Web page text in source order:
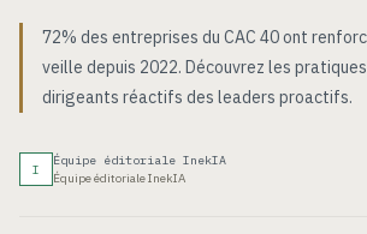
72% des entreprises du CAC 40 ont
veille depuis 2022. Découvrez les
dirigeants réactifs des leaders proactifs.
I
Équipe éditoriale InekIA
Équipe éditoriale InekIA